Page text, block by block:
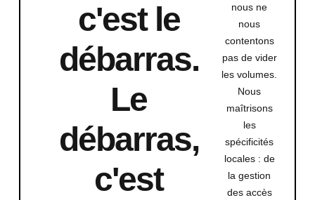
c'est le
débarras.
Le
débarras,
c'est
nous ne
nous
contentons
pas de vider
les volumes.
Nous
maîtrisons
les
spécificités
locales : de
la gestion
des accès